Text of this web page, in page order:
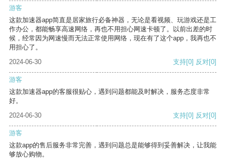
游客
这款加速器app简直是居家旅行必备神器，无论是看视频、玩游戏还是工
作办公，都能畅享高速网络，再也不用担心网速卡顿了。以前出差的时
候，经常因为网速慢而无法正常使用网络，现在有了这个app，我再也不
用担心了。
2024-06-30
支持[0] 反对[0]
游客
这款加速器app的客服很贴心，遇到问题都能及时解决，服务态度非常
好。
2024-06-30
支持[0] 反对[0]
游客
这款app的售后服务非常完善，遇到问题总是能够得到妥善解决，让我能
够放心购物。